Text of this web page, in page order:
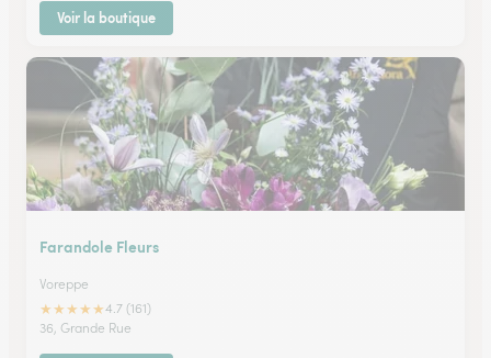
Voir la boutique
Farandole Fleurs
Voreppe
★★★★★4.7 (161)
36, Grande Rue